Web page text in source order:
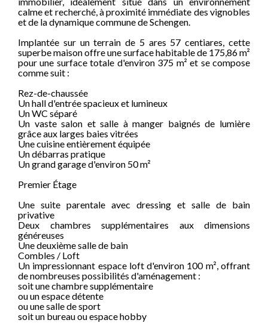
calme et recherché, à proximité immédiate des vignobles
et de la dynamique commune de Schengen.
Implantée sur un terrain de 5 ares 57 centiares, cette
superbe maison offre une surface habitable de 175,86 m²
pour une surface totale d'environ 375 m² et se compose
comme suit :
Rez-de-chaussée
Un hall d'entrée spacieux et lumineux
Un WC séparé
Un vaste salon et salle à manger baignés de lumière
grâce aux larges baies vitrées
Une cuisine entièrement équipée
Un débarras pratique
Un grand garage d'environ 50 m²
Premier Étage
Une suite parentale avec dressing et salle de bain
privative
Deux chambres supplémentaires aux dimensions
généreuses
Une deuxième salle de bain
Combles / Loft
Un impressionnant espace loft d'environ 100 m², offrant
de nombreuses possibilités d'aménagement :
soit une chambre supplémentaire
ou un espace détente
ou une salle de sport
soit un bureau ou espace hobby